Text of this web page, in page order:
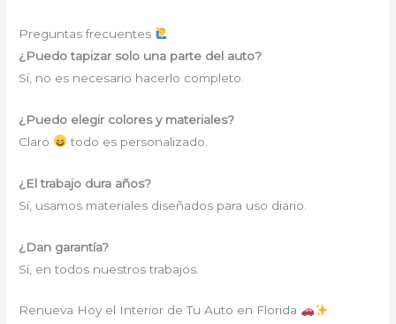
Preguntas frecuentes
¿Puedo tapizar solo una parte del auto?
Sí, no es necesario hacerlo completo.
¿Puedo elegir colores y materiales?
Claro
todo es personalizado.
¿El trabajo dura años?
Sí, usamos materiales diseñados para uso diario.
¿Dan garantía?
Sí, en todos nuestros trabajos.
Renueva Hoy el Interior de Tu Auto en Florida